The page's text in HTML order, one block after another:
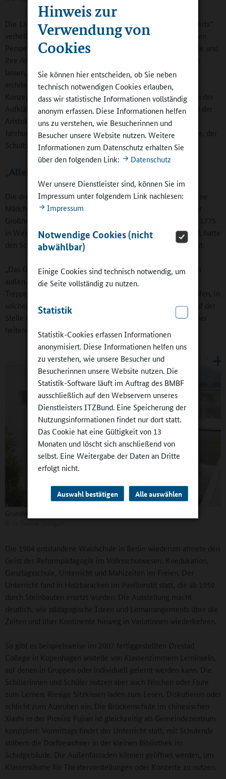
Hinweis zur
Verwendung von
Cookies
Sie können hier entscheiden, ob Sie neben
technisch notwendigen Cookies erlauben,
dass wir statistische Informationen vollständig
anonym erfassen. Diese Informationen helfen
uns zu verstehen, wie Besucherinnen und
Besucher unsere Website nutzen. Weitere
Informationen zum Datenschutz erhalten Sie
über den folgenden Link:
Datenschutz
Wer unsere Dienstleister sind, können Sie im
Impressum unter folgendem Link nachlesen:
Impressum
Notwendige Cookies (nicht
abwählbar)
Einige Cookies sind technisch notwendig, um
die Seite vollständig zu nutzen.
Statistik
Statistik-Cookies erfassen Informationen
anonymisiert. Diese Informationen helfen uns
zu verstehen, wie unsere Besucher und
Besucherinnen unsere Website nutzen. Die
Statistik-Software läuft im Auftrag des BMBF
ausschließlich auf den Webservern unseres
Dienstleisters ITZBund. Eine Speicherung der
Nutzungsinformationen findet nur dort statt.
Das Cookie hat eine Gültigkeit von 13
Monaten und löscht sich anschließend von
selbst. Eine Weitergabe der Daten an Dritte
erfolgt nicht.
Auswahl bestätigen Alle auswählen
Die 13 „Exemplarischen Schulbauten des 19. / 20. Jahrhunderts“
verhelfen der Ausstellung zu einer interessanten verbreiterten
Perspektive: So wird augenfällig, dass nicht nur die Geografie und
ihre Anforderungen unterschiedliche Schulbauten entstehen
lassen, sondern auch der Zeitgeist, pädagogische und
architektonische Strömungen. So ist die Architektur und
Konzeption der Bürgerschule in Weimar von den Konzepten der
Aufklärung geprägt. War Schulbildung bis dahin weitgehend der
Aristokratie vorbehalten, entwickelte sich Ende des 18.
Jahrhunderts, als das Bürgertum die Schulbildung einforderte, der
Schulbau zu einer öffentlichen Angelegenheit.
„Aller düsteren Dummheit entrückt“
Die dreiflügelige Anlage der Bürgerschule Weimar war in eine
Mädchen- und eine Knabenschule unterteilt. Ihr Bauherr war
Großherzog Karl August. Johann Wolfgang von Goethe, seit 1775
in Weimar und im Dienst des aufgeklärten Herzogs stehend, hatte
den Schulbau beraten, wie in der Ausstellung nachzulesen ist:
„Das Gebäude bewirkt schon selbst Cultur, wenn man es von
außen sieht und hineintritt. Die rohsten Kinder, die solche
Treppen auf- und abgehen, durch solche Vorräume durchlaufen, in
solchen heiteren Sälen Unterricht empfangen, sind schon auf der
Stelle aller düsteren Dummheit entrückt und sie können einer
heiteren Thätigkeit ungehindert entgegengehen.“
Die 1904 entstandene Waldschule in Berlin wiederum atmete den
Geist der Reformpädagogik im Volksschulwesen: Koedukation,
Ganztagsschule, Unterricht und Mahlzeiten im Freien. Der
Unterricht fand in Holzbaracken im Pavillonstil statt, die ab 1950
durch Steinbauten ersetzt wurden. Die Ausstellung macht
deutlich, wie pädagogische Ideen und Lernarrangements über die
Zeiten und über Kontinente hinweg in Variationen wiederkehren.
So gibt es beispielsweise im 2007 fertiggestellten Ørestad
College in Kopenhagen anstelle von Klassenzimmern Lerninseln,
auf denen in Gruppen oder individuell gelernt werden kann. Die
Schülerinnen und Schüler nutzen aber auch Nischen oder Flure
zum Lernen. Riesige Sitzkissen laden zum Lesen, Diskutieren oder
schlicht zum Ausruhen ein. Die Brückenschule im chinesischen
Xiashi in der Provinz Fujian ist gleichzeitig als Gemeindezentrum
konzipiert: Vormittags findet der Unterricht statt, mit Schulende
stöbern die Dorfbewohner in der kleinen Bibliothek im
Schulgebäude. Die Außenfassaden können geöffnet werden, um
Klassenräume für Theatervorstellungen oder Konzerte zu nutzen.